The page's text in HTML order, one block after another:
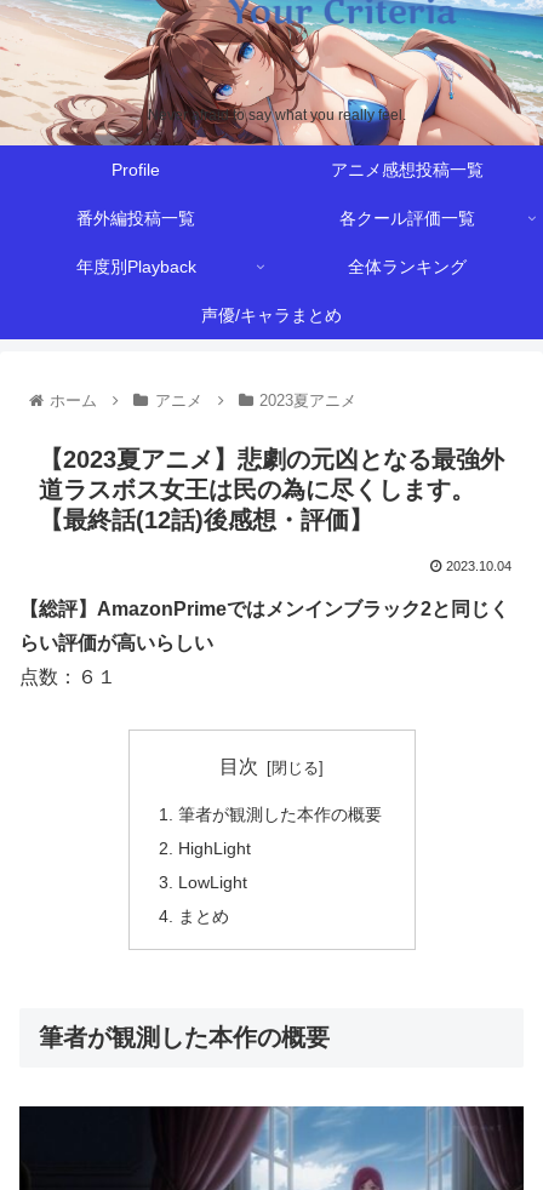
Never afraid to say what you really feel.
Profile アニメ感想投稿一覧
番外編投稿一覧 各クール評価一覧
年度別Playback 全体ランキング
声優/キャラまとめ
ホーム アニメ 2023夏アニメ
【2023夏アニメ】悲劇の元凶となる最強外
道ラスボス女王は民の為に尽くします。
【最終話(12話)後感想・評価】
2023.10.04
【総評】AmazonPrimeではメンインブラック2と同じく
らい評価が高いらしい
点数：６１
目次
筆者が観測した本作の概要
HighLight
LowLight
まとめ
筆者が観測した本作の概要